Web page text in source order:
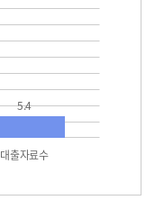
대출자료수
5.4